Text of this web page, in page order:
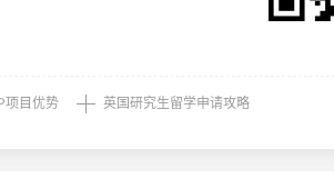
项目优势 英国研究生留学申请攻略